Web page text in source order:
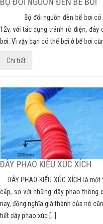
Bộ đổi nguồn đèn bể bơi có
12v, với tác dụng tránh rò điện,
bơi. Vì vậy bạn có thể bơi ở bể bơi
Chi tiết
DÂY PHAO KIỂU XÚC XÍCH
DÂY PHAO KIỂU XÚC XÍCH là
cấp, so với những dây phao thông
nay, đồng nghĩa giá thành của nó
tiết dây phao xúc […]